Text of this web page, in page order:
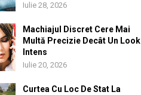
Iulie 28, 2026
Machiajul Discret Cere Mai
Multă Precizie Decât Un Look
Intens
Iulie 20, 2026
Curtea Cu Loc De Stat La